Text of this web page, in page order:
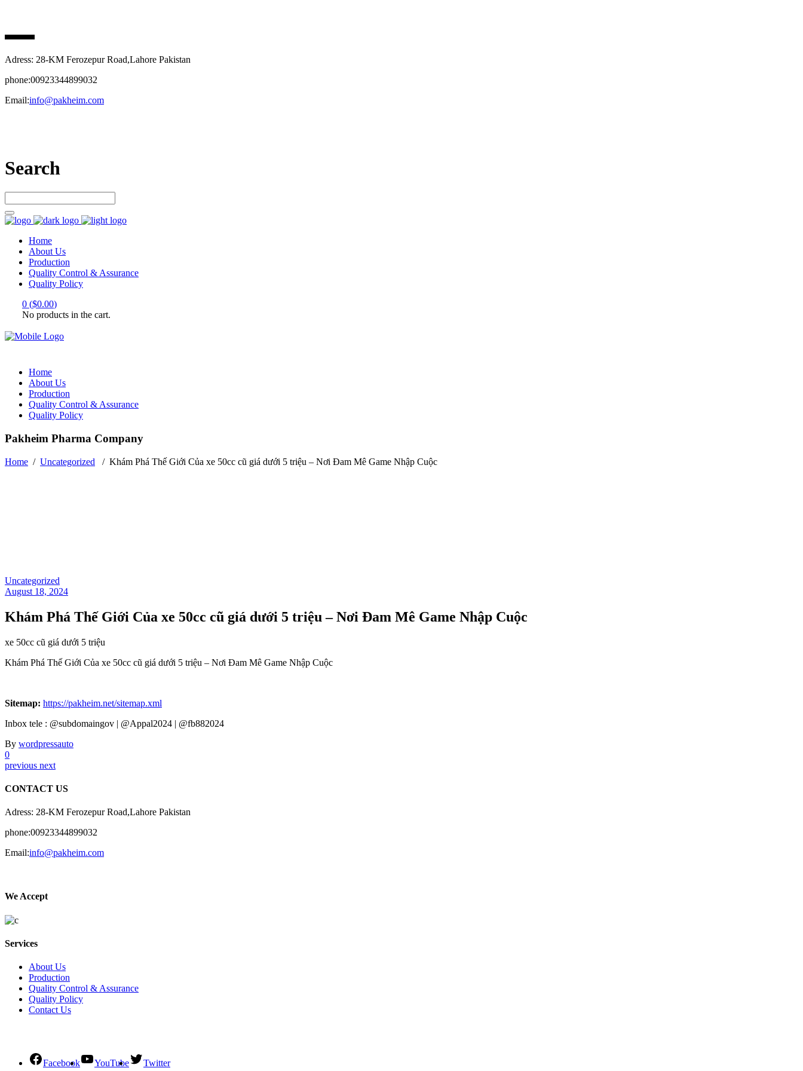
Adress: 28-KM Ferozepur Road,Lahore Pakistan
phone:00923344899032
Email:info@pakheim.com
Search
Home
About Us
Production
Quality Control & Assurance
Quality Policy
0 ($0.00)
No products in the cart.
Home
About Us
Production
Quality Control & Assurance
Quality Policy
Pakheim Pharma Company
Home / Uncategorized / Khám Phá Thế Giới Của xe 50cc cũ giá dưới 5 triệu – Nơi Đam Mê Game Nhập Cuộc
Uncategorized
August 18, 2024
Khám Phá Thế Giới Của xe 50cc cũ giá dưới 5 triệu – Nơi Đam Mê Game Nhập Cuộc
xe 50cc cũ giá dưới 5 triệu
Khám Phá Thế Giới Của xe 50cc cũ giá dưới 5 triệu – Nơi Đam Mê Game Nhập Cuộc
Sitemap: https://pakheim.net/sitemap.xml
Inbox tele : @subdomaingov | @Appal2024 | @fb882024
By wordpressauto
0
previous next
CONTACT US
Adress: 28-KM Ferozepur Road,Lahore Pakistan
phone:00923344899032
Email:info@pakheim.com
We Accept
Services
About Us
Production
Quality Control & Assurance
Quality Policy
Contact Us
Facebook YouTube Twitter